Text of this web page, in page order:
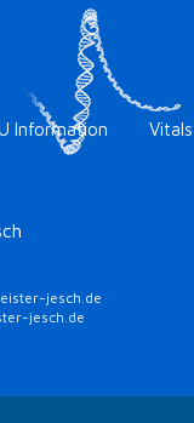
Information
jesch.de
jesch.de